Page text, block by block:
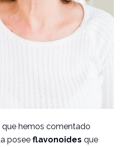
hemos comentado
posee flavonoides que